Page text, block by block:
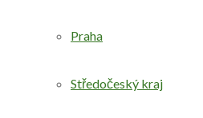
Praha
Středočeský kraj